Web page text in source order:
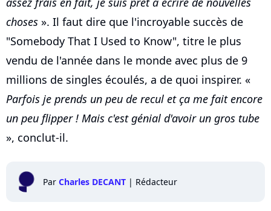
choses ». Il faut dire que l'incroyable succès de
"Somebody That I Used to Know", titre le plus
vendu de l'année dans le monde avec plus de 9
millions de singles écoulés, a de quoi inspirer. «
Parfois je prends un peu de recul et ça me fait encore
un peu flipper ! Mais c'est génial d'avoir un gros tube
», conclut-il.
Par Charles DECANT | Rédacteur